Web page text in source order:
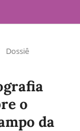
Dossiê
o
da